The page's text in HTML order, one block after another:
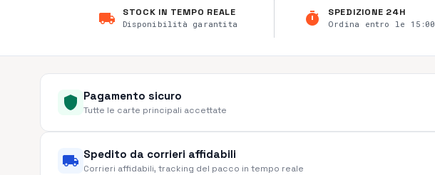
local_shipping STOCK IN TEMPO REALE
Disponibilità garantita timer SPEDIZIONE 24H
Ordina entro le 15:00
shield Pagamento sicuro
Tutte le carte principali accettate
local_shipping Spedito da corrieri affidabili
Corrieri affidabili, tracking del pacco in tempo reale